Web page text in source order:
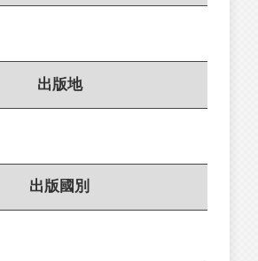
出版地
出版國別